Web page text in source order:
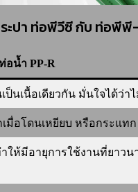
ะปา ท่อพีวีซี กับ ท่อพีพี
อน้ำ PP-R
ป็นเนื้อเดียวกัน มั่นใจได้ว่
อโดนเหยียบ หรือกระแทก
ให้มีอายุการใช้งานที่ยา